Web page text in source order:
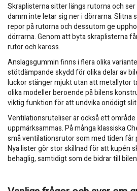
Skraplisterna sitter längs rutorna och
damm inte letar sig ner i dörrarna. Slitna
repor på rutorna och dessutom ge
dörrarna. Genom att byta skraplisterna
rutor och kaross.
Anslagsgummin finns i flera olika
stötdämpande skydd för olika delar av
luckor stänger mjukt utan att metallytor
olika modeller beroende på bilens
viktig funktion för att undvika onödigt
Ventilationsruteliser är också ett
uppmärksammas. På många klassiska
små ventilationsrutor som med tiden
Nya lister gör stor skillnad för att kupén
behaglig, samtidigt som de bidrar till